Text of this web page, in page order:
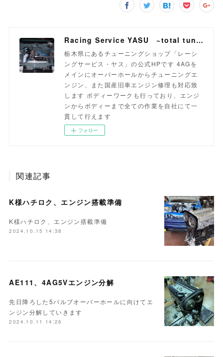
Racing Service YASU ~total tuning proshop~
栃木県にあるチューニングショップ「レーシ
ングサービス・ヤス」の公式HPです 4AGを
メインにオーバーホールからチューニングエ
ンジン、また国産旧車エンジン修理も対応致
します ボディーワークも行っており、エンジ
ンからボディーまで全ての作業を自社にて一
貫して行えます
フォロー
関連記事
K様ハチロク、エンジン搭載準備
K様ハチロク、エンジン搭載準備
2024.10.15 14:38
AE111、4AG5Vエンジン分解
先日降ろした5バルブオーバーホールに向けてエ
ンジン分解していきます
2024.10.11 14:26